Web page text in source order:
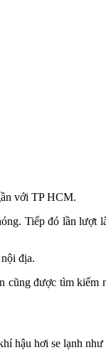
với TP HCM.
Tiếp đó lần
địa.
được tìm
hậu hơi se lạnh